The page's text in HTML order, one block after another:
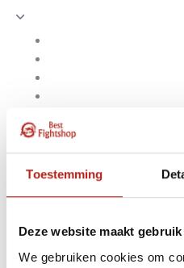
Toestemming
Deze website maakt
We gebruiken cookies om